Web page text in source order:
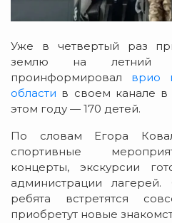
Уже в четвертый раз
землю на летний
проинформировал врио
области в своем канале
этом году — 170 детей.
По словам Егора
спортивные
концерты, экскурсии
администрации
ребята встретятся
приобретут новые